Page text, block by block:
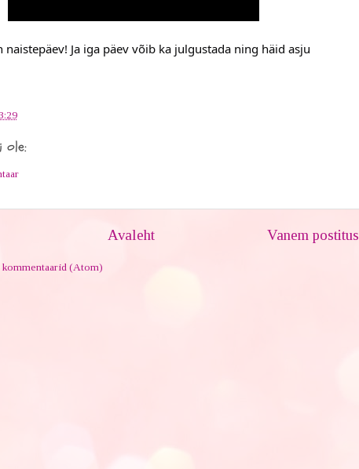
naistepäev! Ja iga päev võib ka julgustada ning häid asju
ole:
Vanem postitus
Avaleht
kommentaarid (Atom)